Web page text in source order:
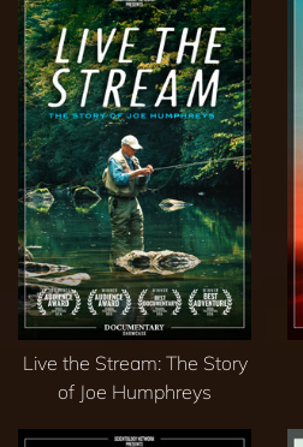
Live the Stream: The Story
of Joe Humphreys